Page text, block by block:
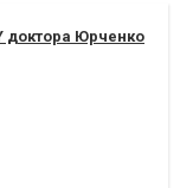
доктора Юрченко